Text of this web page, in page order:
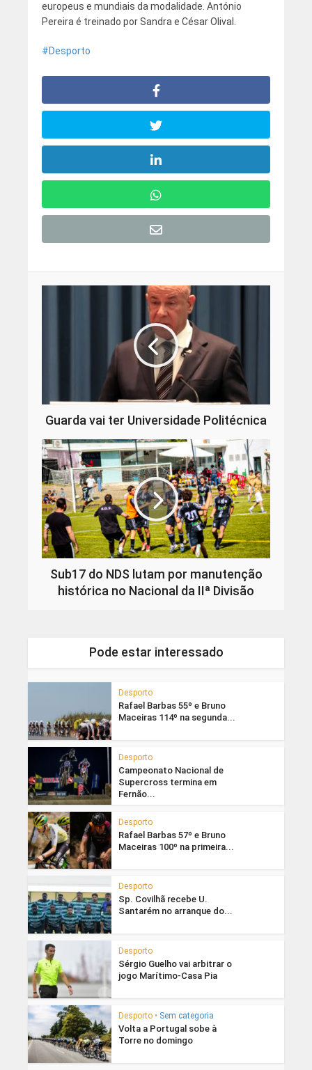
europeus e mundiais da modalidade. António
Pereira é treinado por Sandra e César Olival.
Desporto
Guarda vai ter Universidade Politécnica
Sub17 do NDS lutam por manutenção
histórica no Nacional da IIª Divisão
Pode estar interessado
Desporto
Rafael Barbas 55º e Bruno
Maceiras 114º na segunda...
Desporto
Campeonato Nacional de
Supercross termina em
Fernão...
Desporto
Rafael Barbas 57º e Bruno
Maceiras 100º na primeira...
Desporto
Sp. Covilhã recebe U.
Santarém no arranque do...
Desporto
Sérgio Guelho vai arbitrar o
jogo Marítimo-Casa Pia
Desporto • Sem categoria
Volta a Portugal sobe à
Torre no domingo